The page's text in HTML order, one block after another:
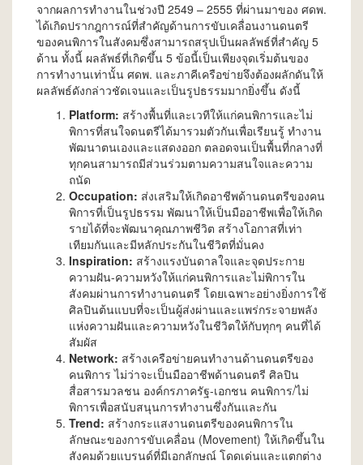
จากผลการทำงานในช่วงปี 2549 – 2555 ที่ผ่านมาของ ศดพ.
ได้เกิดปรากฎการณ์ที่สำคัญด้านการขับเคลื่อนงานดนตรี
ของคนพิการในสังคมซึ่งสามารถสรุปเป็นผลลัพธ์ที่สำคัญ 5
ด้าน ทั้งนี้ ผลลัพธ์ที่เกิดขึ้น 5 ข้อนี้เป็นเพียงจุดเริ่มต้นของ
การทำงานเท่านั้น ศดพ. และภาคีเครือข่ายจึงต้องผลักดันให้
ผลลัพธ์ดังกล่าวชัดเจนและเป็นรูปธรรมมากยิ่งขึ้น ดังนี้
Platform: สร้างพื้นที่และเวทีให้แก่คนพิการและไม่
พิการที่สนใจดนตรีได้มารวมตัวกันเพื่อเรียนรู้ ทำงาน
พัฒนาตนเองและแสดงออก ตลอดจนเป็นพื้นที่กลางที่
ทุกคนสามารถมีส่วนร่วมตามความสนใจและความ
ถนัด
Occupation: ส่งเสริมให้เกิดอาชีพด้านดนตรีของคน
พิการที่เป็นรูปธรรม พัฒนาให้เป็นมืออาชีพเพื่อให้เกิด
รายได้ที่จะพัฒนาคุณภาพชีวิต สร้างโอกาสที่เท่า
เทียมกันและมีหลักประกันในชีวิตที่มั่นคง
Inspiration: สร้างแรงบันดาลใจและจุดประกาย
ความฝัน-ความหวังให้แก่คนพิการและไม่พิการใน
สังคมผ่านการทำงานดนตรี โดยเฉพาะอย่างยิ่งการใช้
ศิลปินต้นแบบที่จะเป็นผู้ส่งผ่านและแพร่กระจายพลัง
แห่งความฝันและความหวังในชีวิตให้กับทุกๆ คนที่ได้
สัมผัส
Network: สร้างเครือข่ายคนทำงานด้านดนตรีของ
คนพิการ ไม่ว่าจะเป็นมืออาชีพด้านดนตรี ศิลปิน
สื่อสารมวลชน องค์กรภาครัฐ-เอกชน คนพิการ/ไม่
พิการเพื่อสนับสนุนการทำงานซึ่งกันและกัน
Trend: สร้างกระแสงานดนตรีของคนพิการใน
ลักษณะของการขับเคลื่อน (Movement) ให้เกิดขึ้นใน
สังคมด้วยแบรนด์ที่มีเอกลักษณ์ โดดเด่นและแตกต่าง